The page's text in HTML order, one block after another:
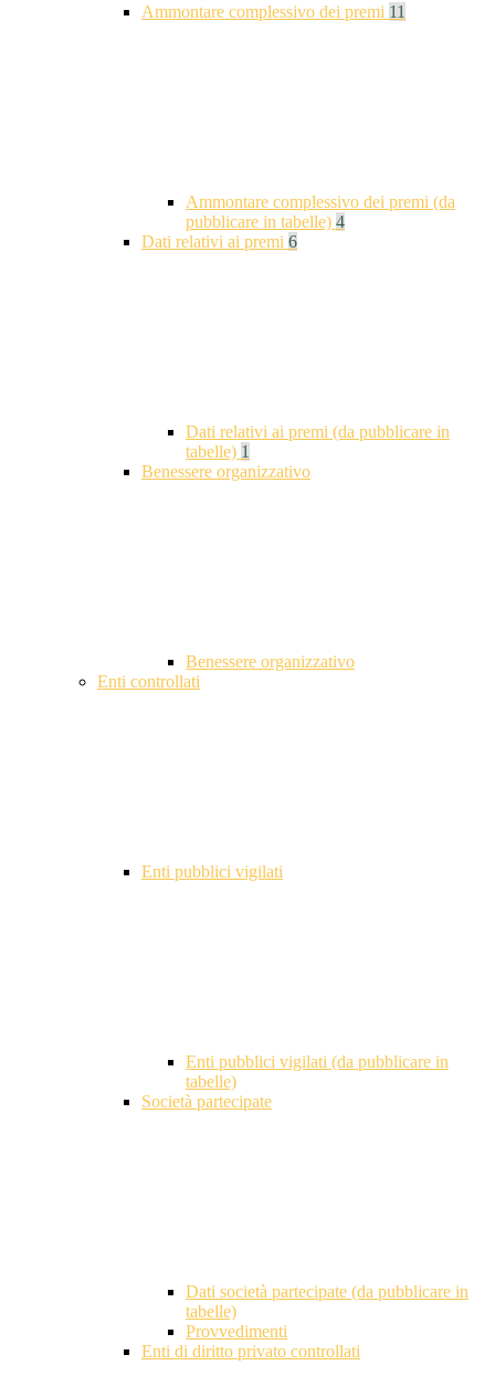
Ammontare complessivo dei premi 11
Ammontare complessivo dei premi (da
pubblicare in tabelle) 4
Dati relativi ai premi 6
Dati relativi ai premi (da pubblicare in
tabelle) 1
Benessere organizzativo
Benessere organizzativo
Enti controllati
Enti pubblici vigilati
Enti pubblici vigilati (da pubblicare in
tabelle)
Società partecipate
Dati società partecipate (da pubblicare in
tabelle)
Provvedimenti
Enti di diritto privato controllati